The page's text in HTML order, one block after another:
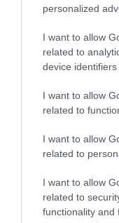
personalized
I want to allow
related to
device identifiers
I want to allow
related to
I want to allow
related to
I want to allow
related to
functionality and